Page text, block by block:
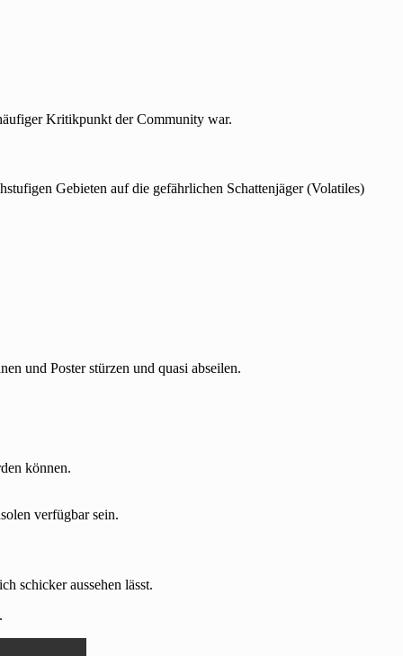
Kritikpunkt der Community war.
Gebieten auf die gefährlichen Schattenjäger (Volatiles)
und Poster stürzen und quasi abseilen.
können.
verfügbar sein.
schicker aussehen lässt.